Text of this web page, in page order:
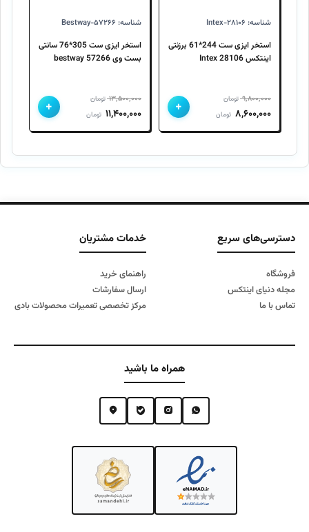
شناسه: Intex-۲۸۱۰۶
استخر ایزی ست 244*61 برزنتی
اینتکس 28106 Intex
۹,۸۰۰,۰۰۰ تومان
قیمت
اصلی
بود.
۸,۶۰۰,۰۰۰ تومانقیمت
فعلی
است.
+
شناسه: Bestway-۵۷۲۶۶
استخر ایزی ست 305*76 سانتی
بست وی 57266 bestway
۱۳,۵۰۰,۰۰۰ تومان
قیمت
اصلی
بود.
۱۱,۴۰۰,۰۰۰ تومانقیمت
فعلی
است.
+
دسترسی‌های سریع
فروشگاه
مجله دنیای اینتکس
تماس با ما
خدمات مشتریان
راهنمای خرید
ارسال سفارشات
مرکز تخصصی تعمیرات محصولات بادی
همراه ما باشید